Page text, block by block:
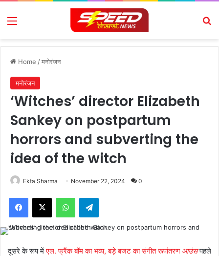
Menu
Home /मनोरंजन
मनोरंजन
‘Witches’ director Elizabeth
Sankey on postpartum
horrors and subverting the
idea of the witch
Ekta Sharma November 22, 2024 0
Facebook
X WhatsAppTelegram
दूसरे के रूप मेंएल. फ्रैंक बॉम का भव्य, बड़े बजट का संगीत रूपांतरण आउंसपहले